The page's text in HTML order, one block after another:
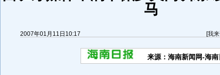
马
2007年01月11日10:17 [我
来源：海南新闻网-海南